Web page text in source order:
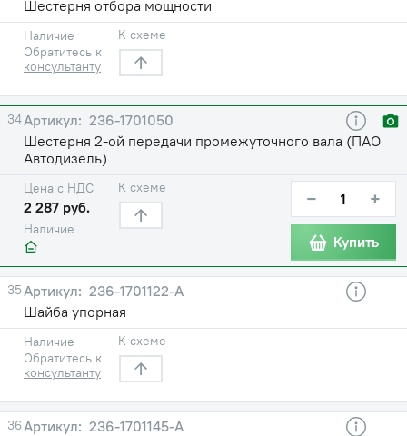
Шестерня отбора мощности
Наличие
Обратитесь к
консультанту
К схеме
34
236-1701050
Шестерня 2-ой передачи промежуточного вала (ПАО
Автодизель)
Наличие
Цена с НДС
2 287 руб.
К схеме − +
Купить
35
236-1701122-А
Шайба упорная
Наличие
Обратитесь к
консультанту
К схеме
36
236-1701145-А